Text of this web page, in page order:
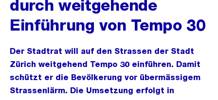
durch weitgehende
Einführung von Tempo 30
Der Stadtrat will auf den Strassen der Stadt
Zürich weitgehend Tempo 30 einführen. Damit
schützt er die Bevölkerung vor übermässigem
Strassenlärm. Die Umsetzung erfolgt in